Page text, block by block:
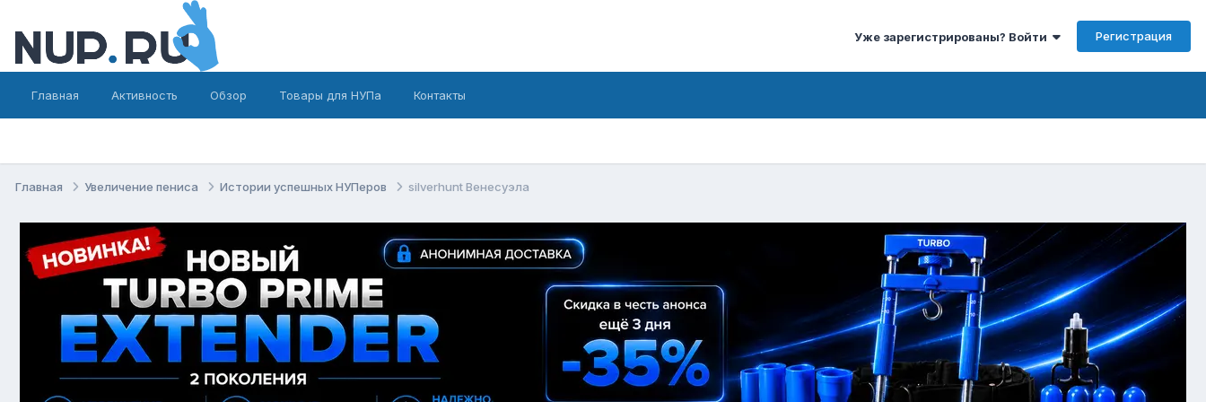
Уже зарегистрированы? Войти Регистрация
Главная Активность Обзор Товары для НУПа Контакты
Главная Увеличение пениса Истории успешных НУПеров silverhunt Венесуэла